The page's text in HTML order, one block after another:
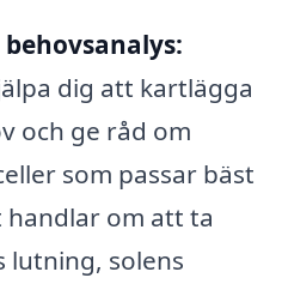
dig att kartlägga
och ge råd om
som passar bäst
om att ta
lutning, solens